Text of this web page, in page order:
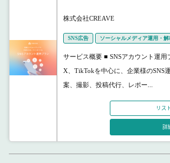
株式会社CREAVE
SNS広告 ソーシャルメディア運用・解
サービス概要 ■ SNSアカウント運用
X、TikTokを中心に、企業様のSNS
案、撮影、投稿代行、レポー...
リス
詳